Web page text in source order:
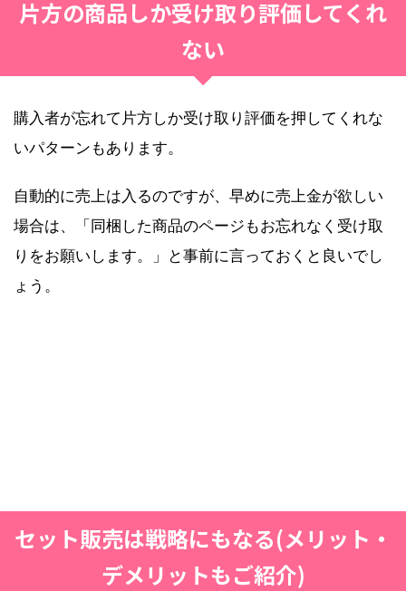
片方の商品しか受け取り評価してくれ
ない
購入者が忘れて片方しか受け取り評価を押してくれな
いパターンもあります。
自動的に売上は入るのですが、早めに売上金が欲しい
場合は、「同梱した商品のページもお忘れなく受け取
りをお願いします。」と事前に言っておくと良いでし
ょう。
セット販売は戦略にもなる(メリット・
デメリットもご紹介)